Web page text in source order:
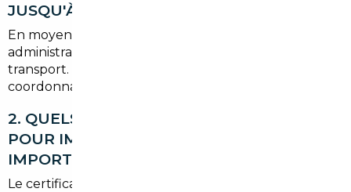
JUSQU'À VILLEPREUX ?
En moyenne 4 à 8 semaines selon les démarches
administratives, la disponibilité du véhicule et le
transport. Un courtier peut réduire ces délais en
coordonnant chaque étape.
2. QUELS DOCUMENTS DOIS-JE FOURNIR
POUR IMMATRICULER UNE VOITURE
IMPORTÉE ?
Le certificat de cession, le certificat de conformité ou